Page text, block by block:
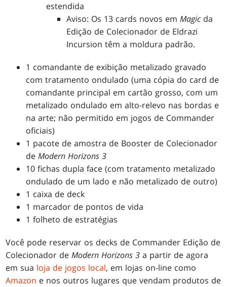
estendida
Aviso: Os 13 cards novos emMagic da
Edição de Colecionador de Eldrazi
Incursion têm a moldura padrão.
1 comandante de exibição metalizado gravado
com tratamento ondulado (uma cópia do card de
comandante principal em cartão grosso, com um
metalizado ondulado em alto-relevo nas bordas e
na arte; não permitido em jogos de Commander
oficiais)
1 pacote de amostra de Booster de Colecionador
deModern Horizons 3
10 fichas dupla face (com tratamento metalizado
ondulado de um lado e não metalizado de outro)
1 caixa de deck
1 marcador de pontos de vida
1 folheto de estratégias
Você pode reservar os decks de Commander Edição de
Colecionador deModern Horizons 3 a partir de agora
em sua loja de jogos local, em lojas on-line como
Amazon e nos outros lugares que vendam produtos de